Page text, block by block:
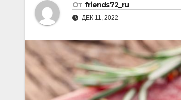
От friends72_ru
ДЕК 11, 2022